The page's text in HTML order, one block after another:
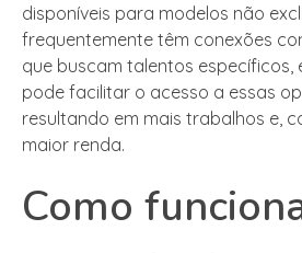
disponíveis para modelos não
frequentemente têm conexões
que buscam talentos específicos,
pode facilitar o acesso a essas
resultando em mais trabalhos e,
maior renda.
Como